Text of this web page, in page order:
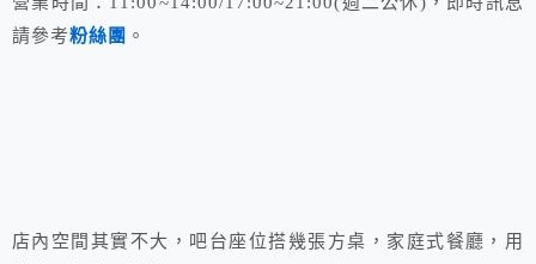
請參考粉絲團 。
店內空間其實不大，吧台座位搭幾張方桌，家庭式餐廳，用